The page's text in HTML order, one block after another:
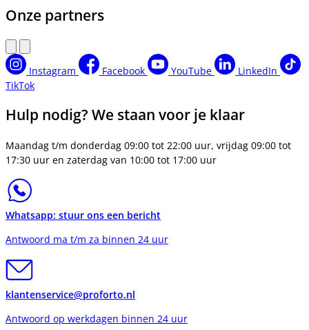
Onze partners
Instagram Facebook YouTube
LinkedIn
TikTok
Hulp nodig? We staan voor je klaar
Maandag t/m donderdag 09:00 tot 22:00 uur, vrijdag 09:00 tot
17:30 uur en zaterdag van 10:00 tot 17:00 uur
Whatsapp: stuur ons een bericht
Antwoord ma t/m za binnen 24 uur
klantenservice@proforto.nl
Antwoord op werkdagen binnen 24 uur